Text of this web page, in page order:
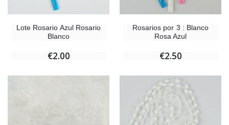
Lote Rosario Azul Rosario
Blanco
€2.00
Rosarios por 3 : Blanco
Rosa Azul
€2.50